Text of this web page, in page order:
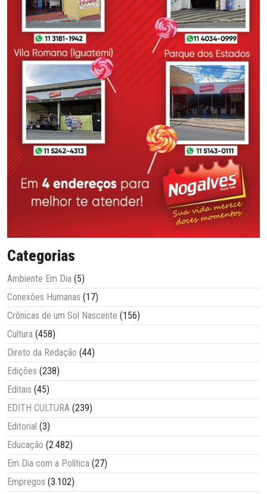
Categorias
Ambiente Em Dia (5)
Conexões Humanas (17)
Crônicas de um Sol Nascente (156)
Cultura (458)
Direto da Redação (44)
Edições (238)
Editais (45)
EDITH CULTURA (239)
Editorial (3)
Educação (2.482)
Em Dia com a Política (27)
Empregos (3.102)